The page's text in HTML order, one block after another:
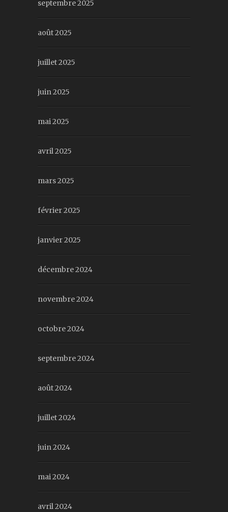
septembre 2025
août 2025
juillet 2025
juin 2025
mai 2025
avril 2025
mars 2025
février 2025
janvier 2025
décembre 2024
novembre 2024
octobre 2024
septembre 2024
août 2024
juillet 2024
juin 2024
mai 2024
avril 2024